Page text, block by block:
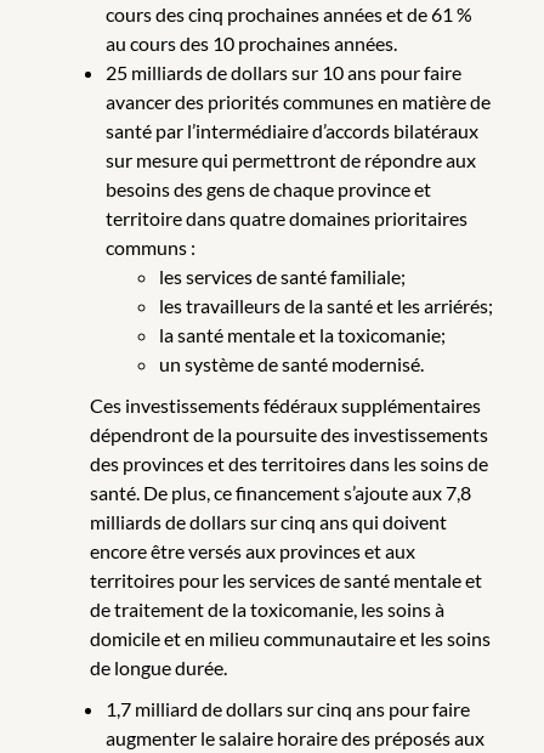
cours des cinq prochaines années et de 61 %
au cours des 10 prochaines années.
25 milliards de dollars sur 10 ans pour faire
avancer des priorités communes en matière de
santé par l’intermédiaire d’accords bilatéraux
sur mesure qui permettront de répondre aux
besoins des gens de chaque province et
territoire dans quatre domaines prioritaires
communs :
les services de santé familiale;
les travailleurs de la santé et les arriérés;
la santé mentale et la toxicomanie;
un système de santé modernisé.
Ces investissements fédéraux supplémentaires
dépendront de la poursuite des investissements
des provinces et des territoires dans les soins de
santé. De plus, ce financement s’ajoute aux 7,8
milliards de dollars sur cinq ans qui doivent
encore être versés aux provinces et aux
territoires pour les services de santé mentale et
de traitement de la toxicomanie, les soins à
domicile et en milieu communautaire et les soins
de longue durée.
1,7 milliard de dollars sur cinq ans pour faire
augmenter le salaire horaire des préposés aux